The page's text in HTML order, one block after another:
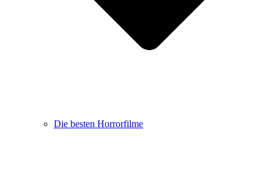
Die besten Horrorfilme